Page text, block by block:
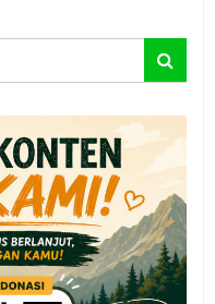
Search